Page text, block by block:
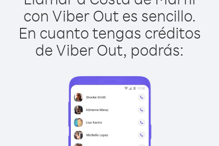
con Viber Out es sencillo.
En cuanto tengas créditos
de Viber Out, podrás: